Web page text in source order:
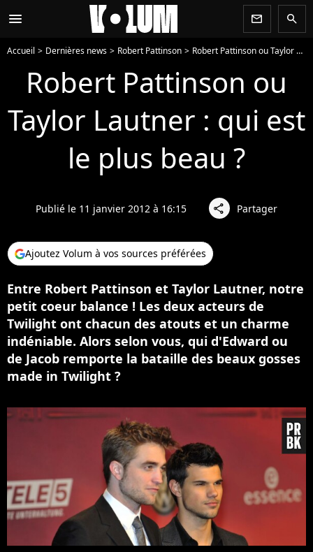
menu newsletter search
Accueil Dernières news Robert Pattinson Robert Pattinson ou Taylor Lautner : qui est le plus beau ?
Robert Pattinson ou
Taylor Lautner : qui est
le plus beau ?
Publié le 11 janvier 2012 à 16:15 share Partager
Ajoutez Volum à vos sources préférées
Entre Robert Pattinson et Taylor Lautner, notre
petit coeur balance ! Les deux acteurs de
Twilight ont chacun des atouts et un charme
indéniable. Alors selon vous, qui d'Edward ou
de Jacob remporte la bataille des beaux gosses
made in Twilight ?